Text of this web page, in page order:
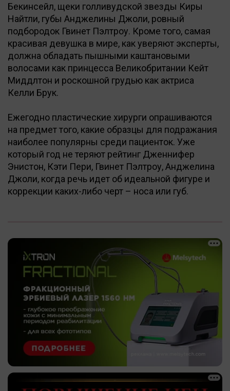
Бекинсейл, щеки голливудской звезды Киры
Найтли, губы Анджелины Джоли, ровный
подбородок Гвинет Пэлтроу. Кроме того, самая
красивая девушка в мире, как уверяют эксперты,
должна обладать пышными каштановыми
волосами как принцесса Великобритании Кейт
Миддлтон и роскошной грудью как актриса
Келли Брук.
Ежегодно пластические хирурги опрашиваются
на предмет того, какие образцы для подражания
наиболее популярны среди пациенток. Уже
который год не теряют рейтинг Дженнифер
Энистон, Кэти Пери, Гвинет Пэлтроу, Анджелина
Джоли, когда речь идет об идеальной фигуре и
коррекции каких-либо черт – носа или губ.